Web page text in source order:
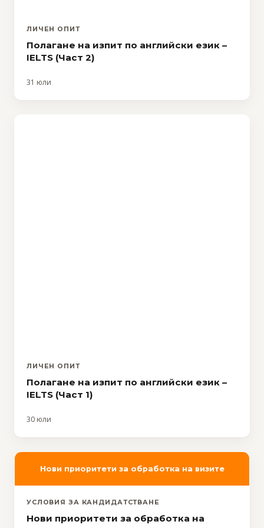
ЛИЧЕН ОПИТ
Полагане на изпит по английски език –
IELTS (Част 2)
31 юли
ЛИЧЕН ОПИТ
Полагане на изпит по английски език –
IELTS (Част 1)
30 юли
Нови приоритети за обработка на визите
УСЛОВИЯ ЗА КАНДИДАТСТВАНЕ
Нови приоритети за обработка на